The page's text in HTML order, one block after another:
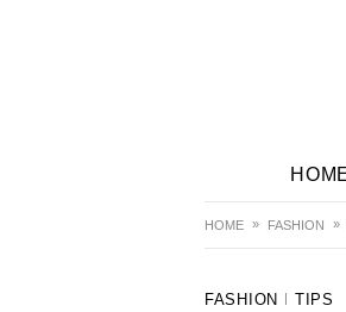
HOME FASHION
FASHION TIPS